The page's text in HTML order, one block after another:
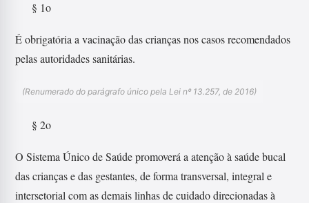
§ 1o
É obrigatória a vacinação das crianças nos casos recomendados
pelas autoridades sanitárias.
(Renumerado do parágrafo único pela Lei nº 13.257, de 2016)
§ 2o
O Sistema Único de Saúde promoverá a atenção à saúde bucal
das crianças e das gestantes, de forma transversal, integral e
intersetorial com as demais linhas de cuidado direcionadas à